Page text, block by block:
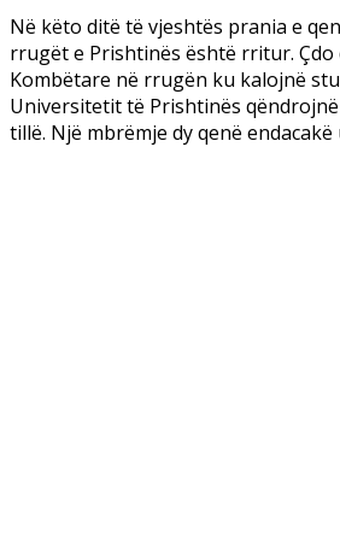
Në këto ditë të vjeshtës prania e
rrugët e Prishtinës është rritur.
Kombëtare në rrugën ku kalojnë
Universitetit të Prishtinës
tillë. Një mbrëmje dy qenë